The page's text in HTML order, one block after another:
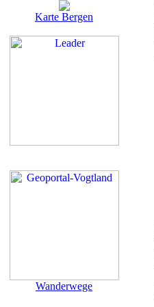
Karte Bergen
Wanderwege